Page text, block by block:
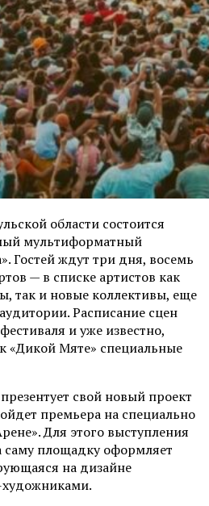
области состоится
мультиформатный
Гостей ждут три дня, восемь
— в списке артистов как
так и новые коллективы, еще
Расписание сцен
и уже известно,
«Дикой Мяте» специальные
свой новый проект
премьера на специально
Для этого выступления
саму площадку оформляет
на дизайне
художниками.